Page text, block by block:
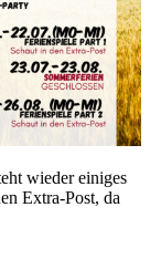
wieder einiges
Extra-Post, da